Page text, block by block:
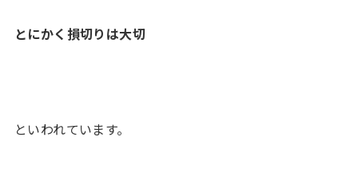
とにかく損切りは大切
といわれています。